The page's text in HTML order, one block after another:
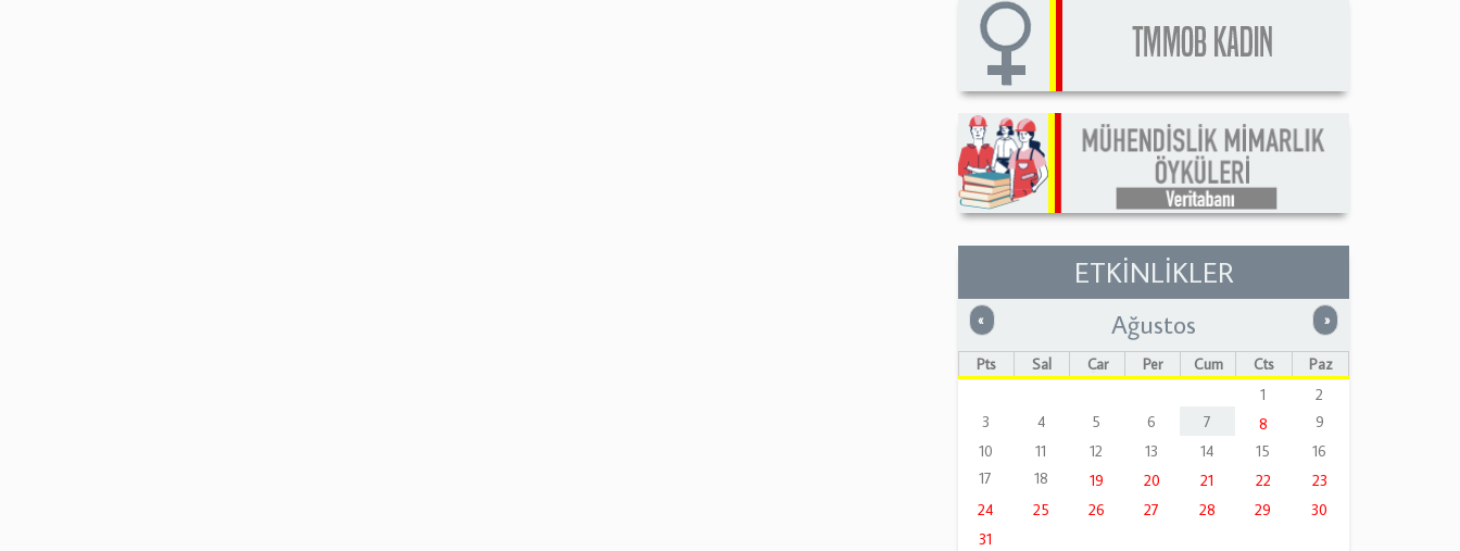
ETKİNLİKLER
« Önceki »Sonraki
Ağustos
Pts Sal Çar Per Cum Cts
Paz
1
2
3
4 5 6 7 8
9
10
11 12 13 14 15
16
17
18 19 20 21 22
23
24
25 26 27 28 29
30
31